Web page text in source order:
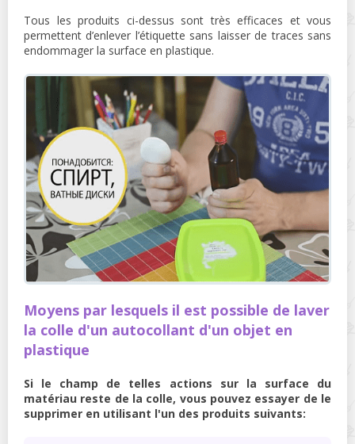
Tous les produits ci-dessus sont très efficaces et vous
permettent d’enlever l’étiquette sans laisser de traces sans
endommager la surface en plastique.
Moyens par lesquels il est possible de laver
la colle d'un autocollant d'un objet en
plastique
Si le champ de telles actions sur la surface du
matériau reste de la colle, vous pouvez essayer de le
supprimer en utilisant l'un des produits suivants: